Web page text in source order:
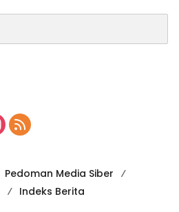
Pedoman Media Siber
Indeks Berita